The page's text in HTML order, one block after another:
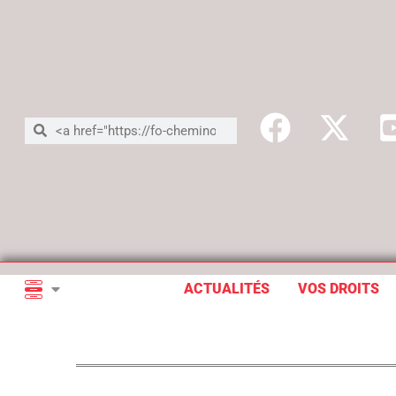
ACTUALITÉS VOS DROITS